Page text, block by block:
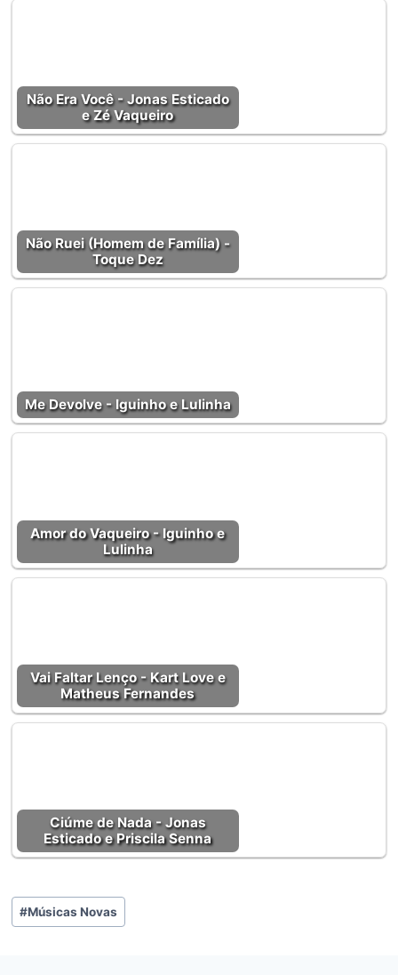
Não Era Você - Jonas Esticado
e Zé Vaqueiro
Não Ruei (Homem de Família) -
Toque Dez
Me Devolve - Iguinho e Lulinha
Amor do Vaqueiro - Iguinho e
Lulinha
Vai Faltar Lenço - Kart Love e
Matheus Fernandes
Ciúme de Nada - Jonas
Esticado e Priscila Senna
Tags
do
#Músicas Novas